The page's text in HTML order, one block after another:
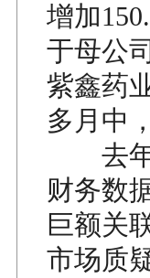
增加
于母公
紫鑫药
多月中
去年
财务数
巨额关
市场质